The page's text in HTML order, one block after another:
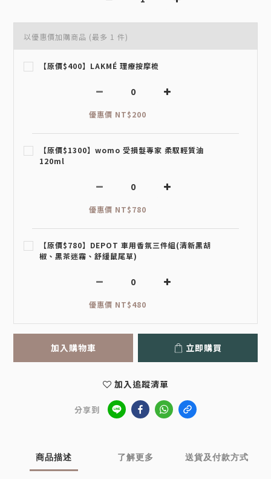
以優惠價加購商品 (最多 1 件)
【原價$400】LAKMÉ 理療按摩梳
優惠價 NT$200
【原價$1300】womo 受損髮專家 柔馭輕質油
120ml
優惠價 NT$780
【原價$780】DEPOT 車用香氛三件組(清新黑胡
椒、黑茶迷霧、舒緩鼠尾草)
優惠價 NT$480
加入購物車 立即購買
加入追蹤清單
分享到
商品描述 了解更多 送貨及付款方式